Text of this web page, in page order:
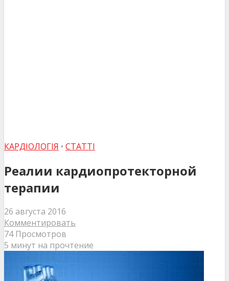
КАРДІОЛОГІЯ • СТАТТІ
Реалии кардиопротекторной
терапии
26 августа 2016
Комментировать
74 Просмотров
5 минут на прочтение